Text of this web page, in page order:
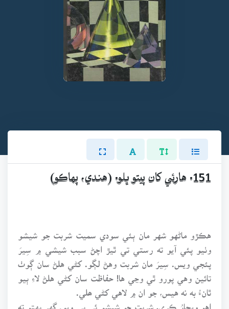
151. هارئي کان پيتو ڀلو. (هندي، پهاڪو)
هڪڙو ماڻهو شهر مان ٻئي سودي سميت شربت جو شيشو
وٺيو پئي آيو ته رستي تي ٿيڙ اچڻ سبب شيشي ۾ سِيرَ
پئجي ويس. سِيرَ مان شربت وهڻ لڳو. کڻي هلڻ سان ڳوٺ
تائين وهي پورو ٿي وڃي ها! حفاظت سان کڻي هلڻ لاءِ ٻيو
ٿانءُ به نه هيس، جو ان ۾ لاهي کڻي ھلي.
اهو ويچارُ ڪري، شربت جو شيشو ئي پي ويو. گهر پهتو ته